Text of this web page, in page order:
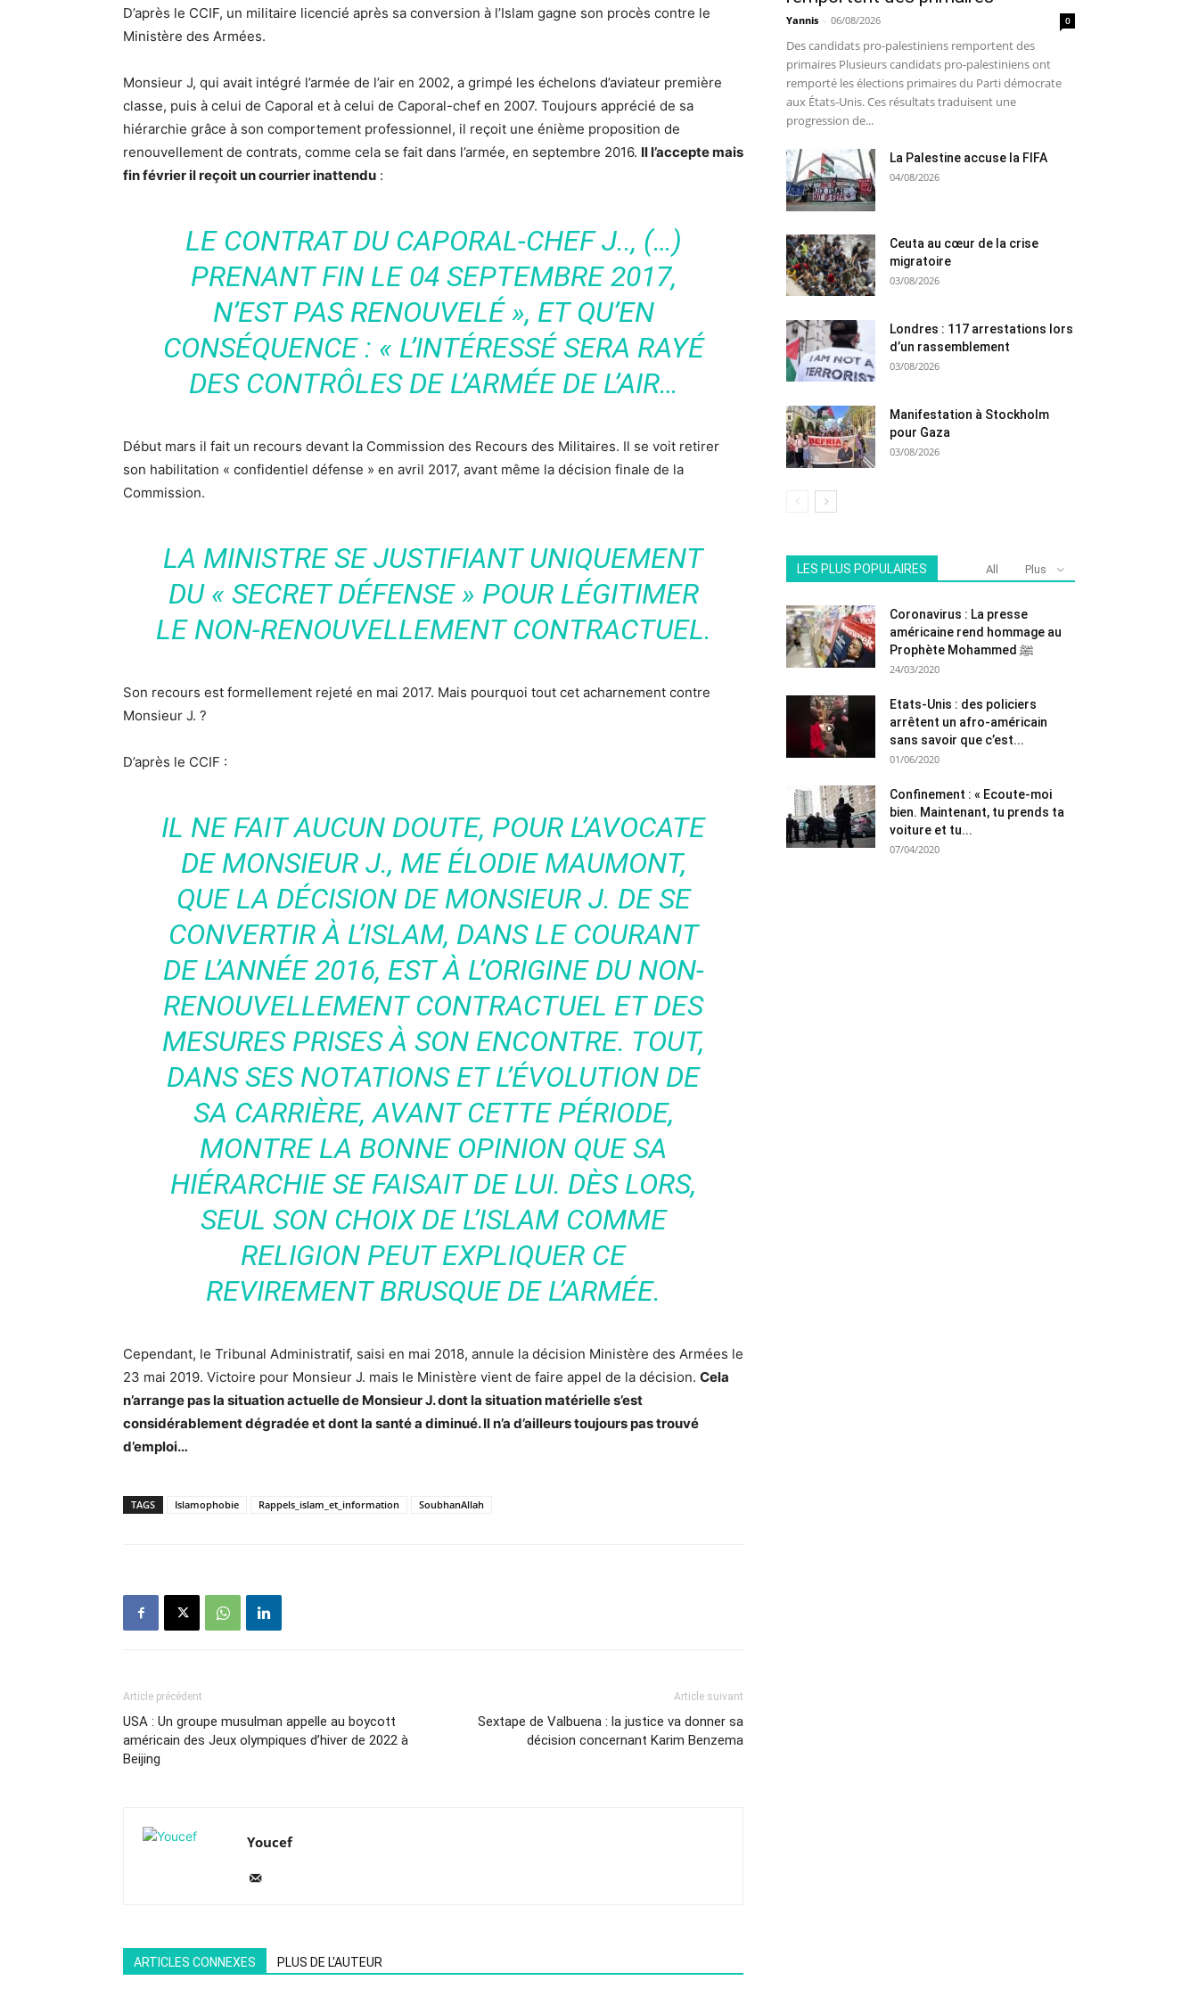
D’après le CCIF, un militaire licencié après sa conversion à l’Islam gagne son procès contre le
Ministère des Armées.
Monsieur J, qui avait intégré l’armée de l’air en 2002, a grimpé les échelons d’aviateur première
classe, puis à celui de Caporal et à celui de Caporal-chef en 2007. Toujours apprécié de sa
hiérarchie grâce à son comportement professionnel, il reçoit une énième proposition de
renouvellement de contrats, comme cela se fait dans l’armée, en septembre 2016. Il l’accepte mais
fin février il reçoit un courrier inattendu :
LE CONTRAT DU CAPORAL-CHEF J.., (…)
PRENANT FIN LE 04 SEPTEMBRE 2017,
N’EST PAS RENOUVELÉ », ET QU’EN
CONSÉQUENCE : « L’INTÉRESSÉ SERA RAYÉ
DES CONTRÔLES DE L’ARMÉE DE L’AIR…
Début mars il fait un recours devant la Commission des Recours des Militaires. Il se voit retirer
son habilitation « confidentiel défense » en avril 2017, avant même la décision finale de la
Commission.
LA MINISTRE SE JUSTIFIANT UNIQUEMENT
DU « SECRET DÉFENSE » POUR LÉGITIMER
LE NON-RENOUVELLEMENT CONTRACTUEL.
Son recours est formellement rejeté en mai 2017. Mais pourquoi tout cet acharnement contre
Monsieur J. ?
D’après le CCIF :
IL NE FAIT AUCUN DOUTE, POUR L’AVOCATE
DE MONSIEUR J., ME ÉLODIE MAUMONT,
QUE LA DÉCISION DE MONSIEUR J. DE SE
CONVERTIR À L’ISLAM, DANS LE COURANT
DE L’ANNÉE 2016, EST À L’ORIGINE DU NON-
RENOUVELLEMENT CONTRACTUEL ET DES
MESURES PRISES À SON ENCONTRE. TOUT,
DANS SES NOTATIONS ET L’ÉVOLUTION DE
SA CARRIÈRE, AVANT CETTE PÉRIODE,
MONTRE LA BONNE OPINION QUE SA
HIÉRARCHIE SE FAISAIT DE LUI. DÈS LORS,
SEUL SON CHOIX DE L’ISLAM COMME
RELIGION PEUT EXPLIQUER CE
REVIREMENT BRUSQUE DE L’ARMÉE.
Cependant, le Tribunal Administratif, saisi en mai 2018, annule la décision Ministère des Armées le
23 mai 2019. Victoire pour Monsieur J. mais le Ministère vient de faire appel de la décision. Cela
n’arrange pas la situation actuelle de Monsieur J. dont la situation matérielle s’est
considérablement dégradée et dont la santé a diminué. Il n’a d’ailleurs toujours pas trouvé
d’emploi…
TAGS Islamophobie Rappels_islam_et_information SoubhanAllah
Article précédent
USA : Un groupe musulman appelle au boycott
américain des Jeux olympiques d’hiver de 2022 à
Beijing
Article suivant
Sextape de Valbuena : la justice va donner sa
décision concernant Karim Benzema
Youcef
ARTICLES CONNEXES PLUS DE L'AUTEUR
Yannis - 06/08/2026 0
Des candidats pro-palestiniens remportent des
primaires Plusieurs candidats pro-palestiniens ont
remporté les élections primaires du Parti démocrate
aux États-Unis. Ces résultats traduisent une
progression de...
La Palestine accuse la FIFA
04/08/2026
Ceuta au cœur de la crise
migratoire
03/08/2026
Londres : 117 arrestations lors
d’un rassemblement
03/08/2026
Manifestation à Stockholm
pour Gaza
03/08/2026
LES PLUS POPULAIRES All Plus
Coronavirus : La presse
américaine rend hommage au
Prophète Mohammed ﷺ
24/03/2020
Etats-Unis : des policiers
arrêtent un afro-américain
sans savoir que c’est...
01/06/2020
Confinement : « Ecoute-moi
bien. Maintenant, tu prends ta
voiture et tu...
07/04/2020